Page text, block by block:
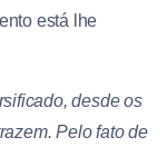
está lhe
desde os
Pelo fato de